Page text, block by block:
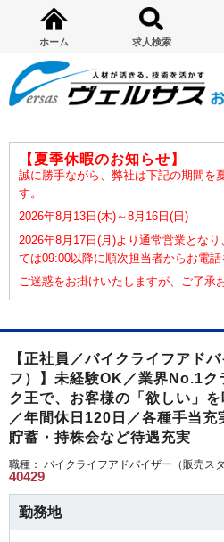
ホーム 求人検索
【夏季休暇のお知らせ】
誠に勝手ながら、弊社は下記の期間を
す。
2026年8月13日(木)～8月16日(日)
2026年8月17日(月)より通常営業とな
ては09:00以降に順次担当者からお電話
ご迷惑をお掛けいたしますが、ご了承
【正社員／バイクライフアド
フ）】未経験OK／業界No.1ク
ク王で、お客様の「欲しい」
／年間休日120日／各種手当
貯蓄・持株会など待遇充実
職種： バイクライフアドバイザー（販売ス
40429
勤務地